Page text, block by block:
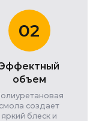
02
объем
смола создает
яркий блеск и